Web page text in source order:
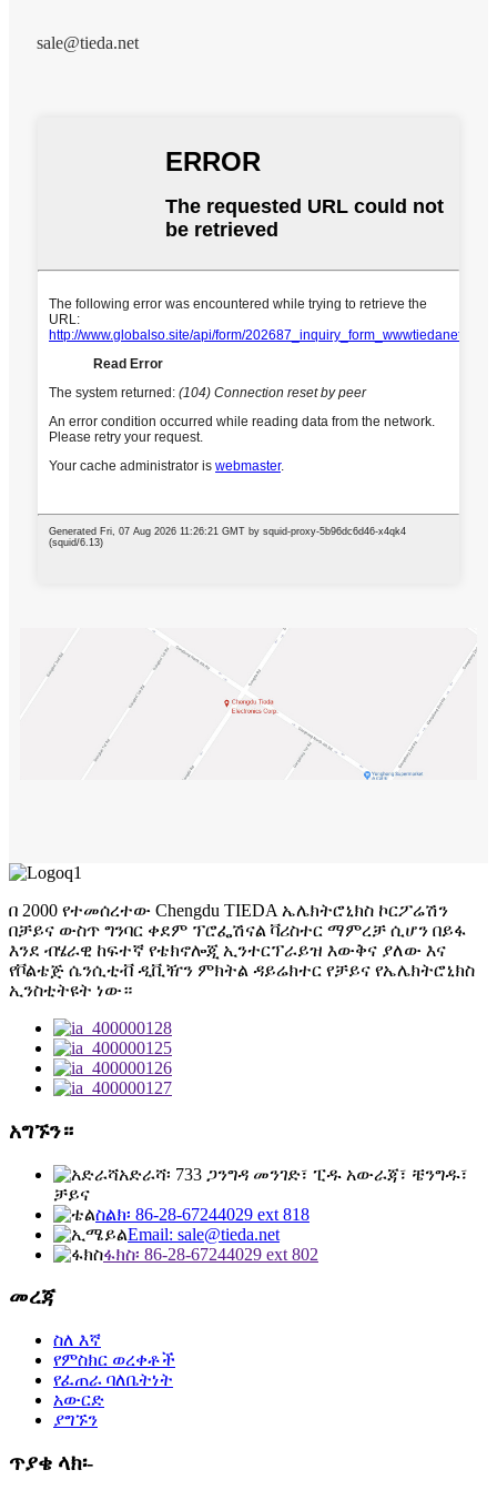
sale@tieda.net
በ 2000 የተመሰረተው Chengdu TIEDA ኤሌክትሮኒክስ ኮርፖሬሽን
በቻይና ውስጥ ግንባር ቀደም ፕሮፌሽናል ቫሪስተር ማምረቻ ሲሆን በይፋ
እንደ ብሄራዊ ከፍተኛ የቴክኖሎጂ ኢንተርፕራይዝ እውቅና ያለው እና
የቮልቴጅ ሴንሲቲቭ ዲቪዥን ምክትል ዳይሬክተር የቻይና የኤሌክትሮኒክስ
ኢንስቲትዩት ነው።
አግኙን።
አድራሻ፡ 733 ጋንግዳ መንገድ፣ ፒዱ አውራጃ፣ ቼንግዱ፣
ቻይና
ስልክ፡ 86-28-67244029 ext 818
Email: sale@tieda.net
ፋክስ፡ 86-28-67244029 ext 802
መረጃ
ስለ እኛ
የምስክር ወረቀቶች
የፈጠራ ባለቤትነት
አውርድ
ያግኙን
ጥያቄ ላክ፡-